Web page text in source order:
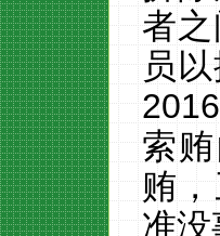
者
员
2016
索
贿
准没